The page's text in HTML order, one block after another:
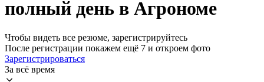
полный день в Агрономе
Чтобы видеть все резюме, зарегистрируйтесь
После регистрации покажем ещё 7 и откроем фото
Зарегистрироваться
За всё время